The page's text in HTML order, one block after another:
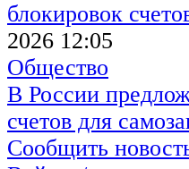
2026 12:05
Общество
В России
счетов для
Сообщить